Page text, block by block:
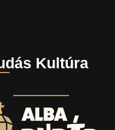
Kultúra